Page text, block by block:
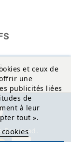
et ceux de
une
publicités liées
de
à leur
tout ».